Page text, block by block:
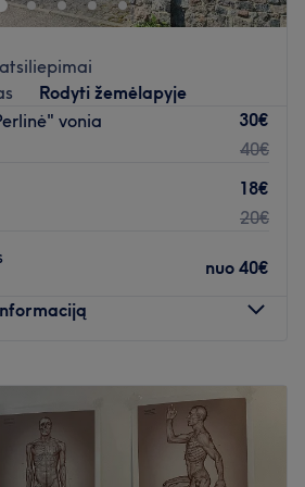
salono profilį
Rodyti žemėlapyje
vonia
30€
40€
18€
20€
nuo 40€
10:00–21:00
10:00–21:00
10:00–21:00
10:00–21:00